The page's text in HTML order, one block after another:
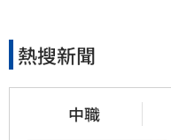
熱搜新聞
中職